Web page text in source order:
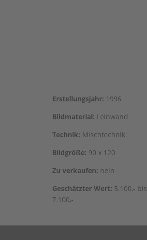
Erstel­lungs­jahr: 1996
Bild­ma­te­ri­al: Leinwand
Tech­nik: Mischtechnik
Bild­grö­ße: 90 x 120
Zu ver­kau­fen: nein
Geschätz­ter Wert: 5.100,- bis
7.100,-